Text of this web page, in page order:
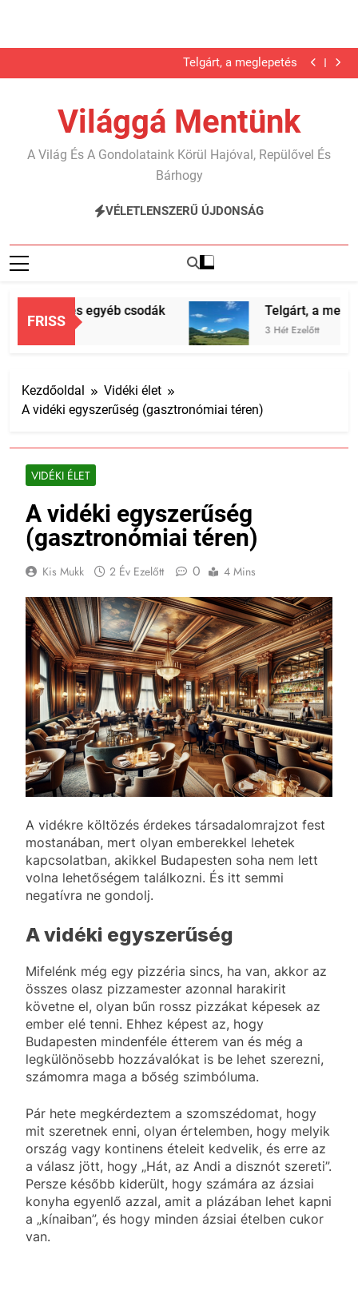
a
Jégbarlang és egyéb csodák
Telgárt, a meglepetés
Nyáron nyaraltunk?!
Jégbarlang és egyéb csodák
Telgárt, a meglepetés
Nyáron nyaraltunk?!
Karib…
Világgá Mentünk
A Világ És A Gondolataink Körül Hajóval, Repülővel És
Bárhogy
VÉLETLENSZERŰ ÚJDONSÁG
FRISS
és egyéb csodák
Ezelőtt
Telgárt, a
3 Hét Ezelőtt
Kezdőoldal
Vidéki élet
A vidéki egyszerűség (gasztronómiai téren)
VIDÉKI ÉLET
A vidéki egyszerűség
(gasztronómiai téren)
Kis Mukk 2 Év Ezelőtt 0 4 Mins
A vidékre költözés érdekes társadalomrajzot fest
mostanában, mert olyan emberekkel lehetek
kapcsolatban, akikkel Budapesten soha nem lett
volna lehetőségem találkozni. És itt semmi
negatívra ne gondolj.
A vidéki egyszerűség
Mifelénk még egy pizzéria sincs, ha van, akkor az
összes olasz pizzamester azonnal harakirit
követne el, olyan bűn rossz pizzákat képesek az
ember elé tenni. Ehhez képest az, hogy
Budapesten mindenféle étterem van és még a
legkülönösebb hozzávalókat is be lehet szerezni,
számomra maga a bőség szimbóluma.
Pár hete megkérdeztem a szomszédomat, hogy
mit szeretnek enni, olyan értelemben, hogy melyik
ország vagy kontinens ételeit kedvelik, és erre az
a válasz jött, hogy „Hát, az Andi a disznót szereti”.
Persze később kiderült, hogy számára az ázsiai
konyha egyenlő azzal, amit a plázában lehet kapni
a „kínaiban”, és hogy minden ázsiai ételben cukor
van.